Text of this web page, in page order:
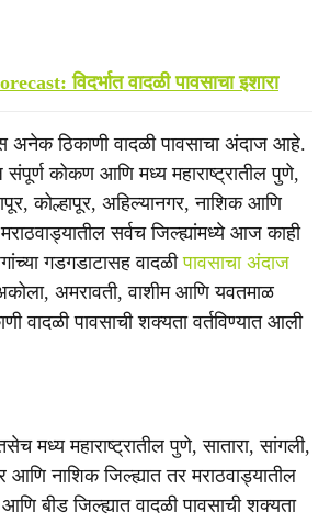
विदर्भात वादळी पावसाचा इशारा
अनेक ठिकाणी वादळी पावसाचा अंदाज आहे.
संपूर्ण कोकण आणि मध्य महाराष्ट्रातील पुणे,
कोल्हापूर, अहिल्यानगर, नाशिक आणि
सर्वच जिल्ह्यांमध्ये आज काही
गडगडाटासह वादळीपावसाचा अंदाज
अमरावती, वाशीम आणि यवतमाळ
वादळी पावसाची शक्यता वर्तविण्यात आली
मध्य महाराष्ट्रातील पुणे, सातारा, सांगली,
आणि नाशिक जिल्ह्यात तर मराठवाड्यातील
बीड जिल्ह्यात वादळी पावसाची शक्यता